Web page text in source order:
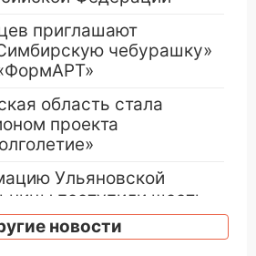
приглашают
чебурашку»
область стала
проекта
Ульяновской
поступили шесть
ИВЛновости